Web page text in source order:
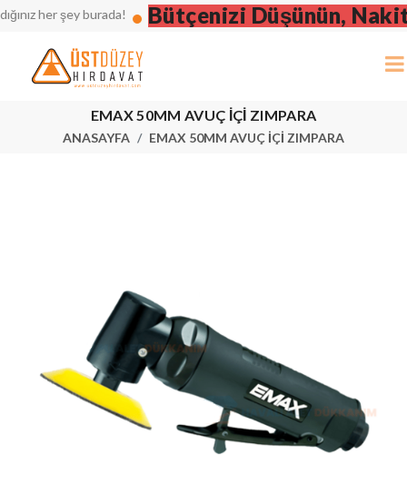
her şey burada! Bütçenizi Düşünün, Nakit
EMAX 50MM AVUÇ İÇİ ZIMPARA
ANASAYFA EMAX 50MM AVUÇ İÇİ ZIMPARA